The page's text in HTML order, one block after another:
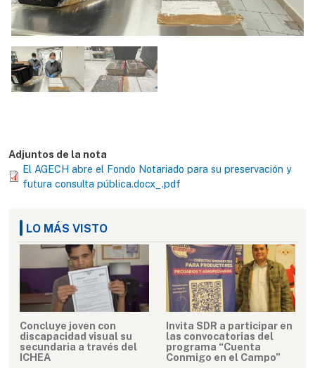
Adjuntos de la nota
El AGECH abre el Fondo Notariado para su preservación y
futura consulta pública.docx_.pdf
LO MÁS VISTO
Concluye joven con
discapacidad visual su
secundaria a través del
ICHEA
Invita SDR a participar en
las convocatorias del
programa “Cuenta
Conmigo en el Campo”